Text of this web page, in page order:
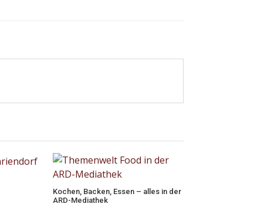
Kochen, Backen, Essen – alles in der
ARD-Mediathek